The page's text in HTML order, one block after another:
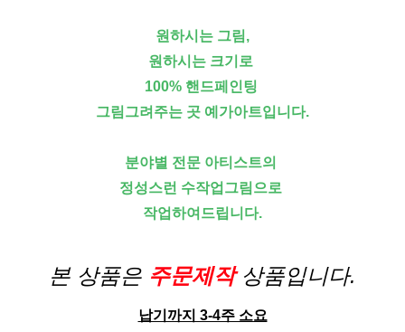
원하시는 그림,
원하시는 크기로
100% 핸드페인팅
그림그려주는 곳 예가아트입니다.
분야별 전문 아티스트의
정성스런 수작업그림으로
작업하여드립니다.
본 상품은 주문제작 상품입니다.
납기까지 3-4주 소요